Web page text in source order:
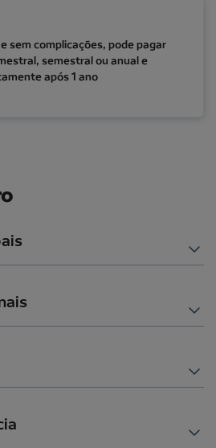
e sem complicações, pode pagar
semestral ou anual e
após 1 ano